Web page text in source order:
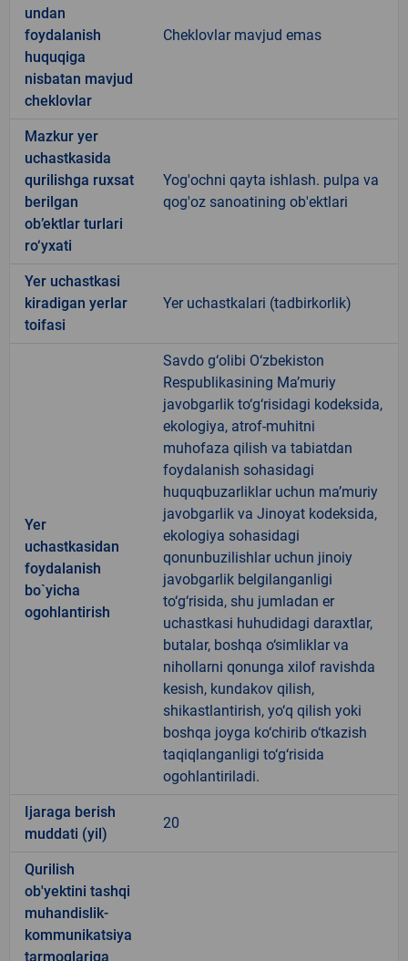
undan
foydalanish
huquqiga
nisbatan mavjud
cheklovlar
Cheklovlar mavjud emas
Mazkur yer
uchastkasida
qurilishga ruxsat
berilgan
ob’ektlar turlari
ro‘yxati
Yog'ochni qayta ishlash. pulpa va
qog'oz sanoatining ob'ektlari
Yer uchastkasi
kiradigan yerlar
toifasi
Yer uchastkalari (tadbirkorlik)
Yer
uchastkasidan
foydalanish
bo`yicha
ogohlantirish
Savdo g‘olibi O‘zbekiston
Respublikasining Ma’muriy
javobgarlik to‘g‘risidagi kodeksida,
ekologiya, atrof-muhitni
muhofaza qilish va tabiatdan
foydalanish sohasidagi
huquqbuzarliklar uchun ma’muriy
javobgarlik va Jinoyat kodeksida,
ekologiya sohasidagi
qonunbuzilishlar uchun jinoiy
javobgarlik belgilanganligi
to‘g‘risida, shu jumladan er
uchastkasi huhudidagi daraxtlar,
butalar, boshqa o‘simliklar va
nihollarni qonunga xilof ravishda
kesish, kundakov qilish,
shikastlantirish, yo‘q qilish yoki
boshqa joyga ko‘chirib o‘tkazish
taqiqlanganligi to‘g‘risida
ogohlantiriladi.
Ijaraga berish
muddati (yil)
20
Qurilish
ob'yektini tashqi
muhandislik-
kommunikatsiya
tarmoqlariga